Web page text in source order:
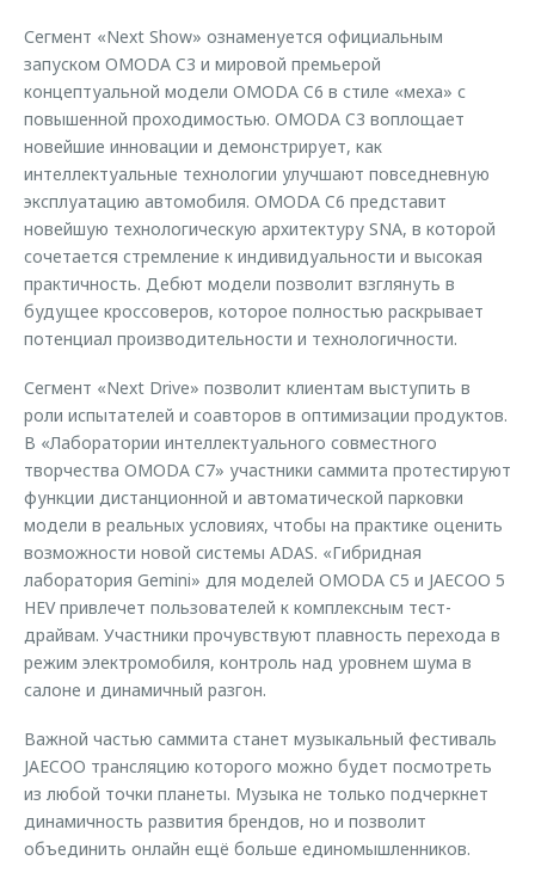
Сегмент «Next Show» ознаменуется официальным
запуском OMODA C3 и мировой премьерой
концептуальной модели OMODA C6 в стиле «меха» с
повышенной проходимостью. OMODA C3 воплощает
новейшие инновации и демонстрирует, как
интеллектуальные технологии улучшают повседневную
эксплуатацию автомобиля. OMODA C6 представит
новейшую технологическую архитектуру SNA, в которой
сочетается стремление к индивидуальности и высокая
практичность. Дебют модели позволит взглянуть в
будущее кроссоверов, которое полностью раскрывает
потенциал производительности и технологичности.
Сегмент «Next Drive» позволит клиентам выступить в
роли испытателей и соавторов в оптимизации продуктов.
В «Лаборатории интеллектуального совместного
творчества OMODA C7» участники саммита протестируют
функции дистанционной и автоматической парковки
модели в реальных условиях, чтобы на практике оценить
возможности новой системы ADAS. «Гибридная
лаборатория Gemini» для моделей OMODA C5 и JAECOO 5
HEV привлечет пользователей к комплексным тест-
драйвам. Участники прочувствуют плавность перехода в
режим электромобиля, контроль над уровнем шума в
салоне и динамичный разгон.
Важной частью саммита станет музыкальный фестиваль
JAECOO трансляцию которого можно будет посмотреть
из любой точки планеты. Музыка не только подчеркнет
динамичность развития брендов, но и позволит
объединить онлайн ещё больше единомышленников.